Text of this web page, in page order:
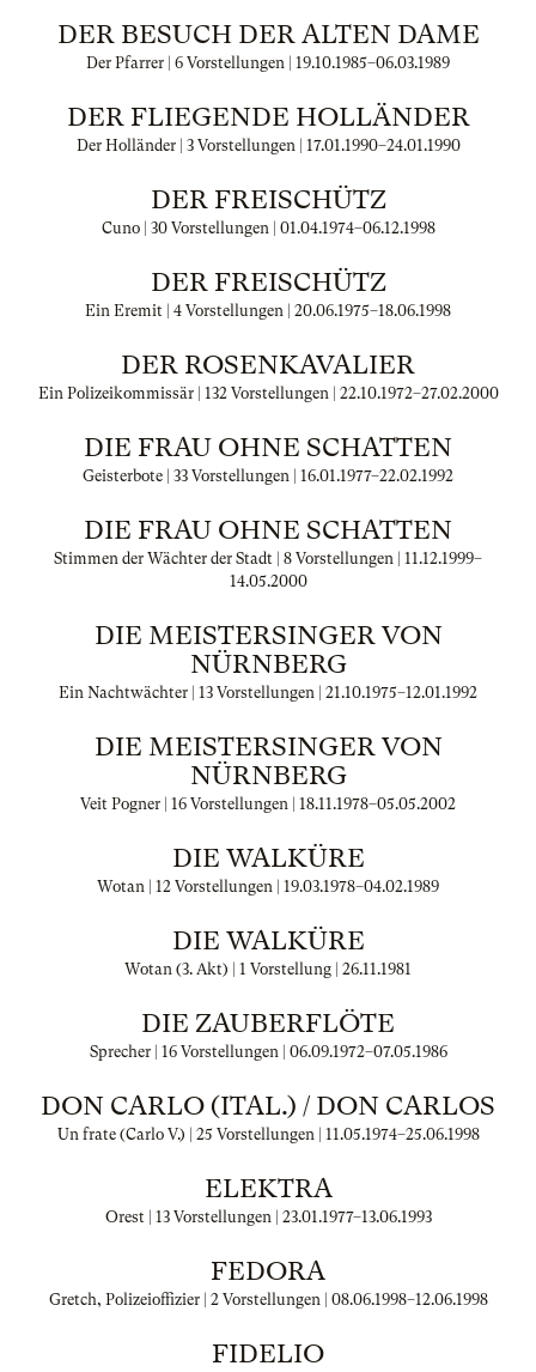
DER BESUCH DER ALTEN DAME
Der Pfarrer | 6 Vorstellungen | 19.10.1985–06.03.1989
DER FLIEGENDE HOLLÄNDER
Der Holländer | 3 Vorstellungen | 17.01.1990–24.01.1990
DER FREISCHÜTZ
Cuno | 30 Vorstellungen | 01.04.1974–06.12.1998
DER FREISCHÜTZ
Ein Eremit | 4 Vorstellungen | 20.06.1975–18.06.1998
DER ROSENKAVALIER
Ein Polizeikommissär | 132 Vorstellungen | 22.10.1972–27.02.2000
DIE FRAU OHNE SCHATTEN
Geisterbote | 33 Vorstellungen | 16.01.1977–22.02.1992
DIE FRAU OHNE SCHATTEN
Stimmen der Wächter der Stadt | 8 Vorstellungen | 11.12.1999–
14.05.2000
DIE MEISTERSINGER VON
NÜRNBERG
Ein Nachtwächter | 13 Vorstellungen | 21.10.1975–12.01.1992
DIE MEISTERSINGER VON
NÜRNBERG
Veit Pogner | 16 Vorstellungen | 18.11.1978–05.05.2002
DIE WALKÜRE
Wotan | 12 Vorstellungen | 19.03.1978–04.02.1989
DIE WALKÜRE
Wotan (3. Akt) | 1 Vorstellung | 26.11.1981
DIE ZAUBERFLÖTE
Sprecher | 16 Vorstellungen | 06.09.1972–07.05.1986
DON CARLO (ITAL.) / DON CARLOS
Un frate (Carlo V.) | 25 Vorstellungen | 11.05.1974–25.06.1998
ELEKTRA
Orest | 13 Vorstellungen | 23.01.1977–13.06.1993
FEDORA
Gretch, Polizeioffizier | 2 Vorstellungen | 08.06.1998–12.06.1998
FIDELIO